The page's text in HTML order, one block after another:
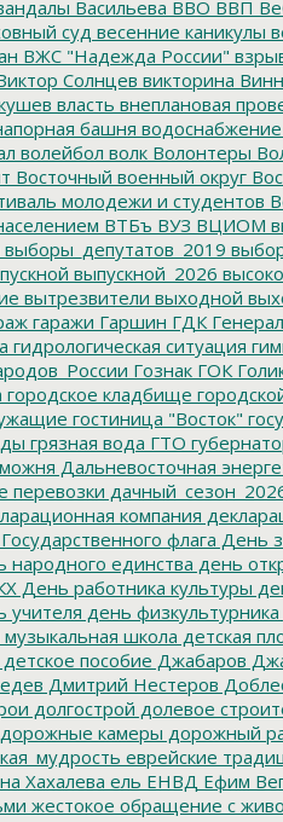
Васильева ВВО ВВП
суд весенние каникулы
ВЖС "Надежда России"
Солнцев викторина
власть внеплановая
башня водоснабжение
волейбол волк Волонтеры
Восточный военный округ
молодежи и студентов
ВТБъ ВУЗ ВЦИОМ
выборы_депутатов_2019
выпускной_2026
вытрезвители выходной
гаражи Гаршин ГДК
гидрологическая ситуация
Гознак ГОК
городское кладбище
гостиница "Восток"
грязная вода ГТО
Дальневосточная
перевозки
компания
флага День
народного единства день
День работника культуры
учителя день физкультурника
музыкальная школа детская
детское пособие Джабаров
Дмитрий Нестеров
долгострой долевое
дорожные камеры дорожный
еврейские
Хахалева ель ЕНВД Ефим
жестокое обращение с